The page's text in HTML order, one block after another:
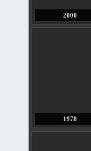
2000
1978